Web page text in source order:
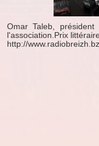
Omar Taleb,
l'association.Prix
http://